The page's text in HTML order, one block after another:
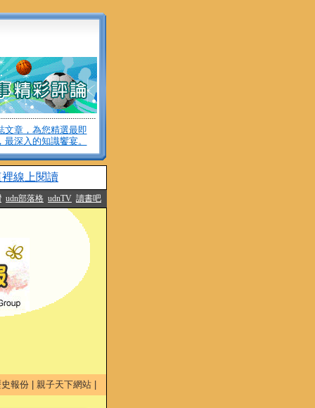
文章，為您精選最即
深入的知識饗宴。
線上閱讀
udn部落格 udnTV 讀書吧
報份 親子天下網站